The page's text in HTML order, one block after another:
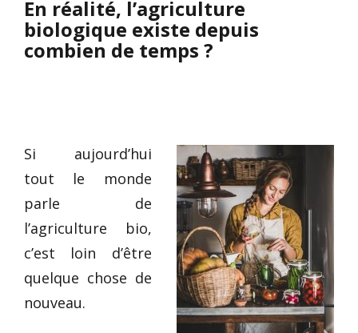
En réalité, l’agriculture
biologique existe depuis
combien de temps ?
Si aujourd’hui
tout le monde
parle de
l’agriculture bio,
c’est loin d’être
quelque chose de
nouveau.